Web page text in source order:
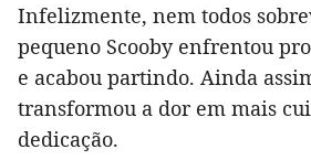
Infelizmente, nem todos
pequeno Scooby enfrentou
e acabou partindo. Ainda
transformou a dor em mais
dedicação.